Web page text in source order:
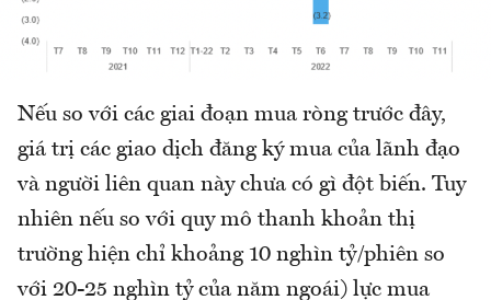
Nếu so với các giai đoạn mua ròng trước đây,
giá trị các giao dịch đăng ký mua của lãnh đạo
và người liên quan này chưa có gì đột biến. Tuy
nhiên nếu so với quy mô thanh khoản thị
trường hiện chỉ khoảng 10 nghìn tỷ/phiên so
với 20-25 nghìn tỷ của năm ngoái) lực mua